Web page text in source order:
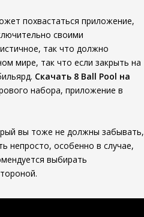
похвастаться приложение,
своими
так что должно
мире, так что если закрыть на
Скачать 8 Ball Pool на
набора, приложение в
вы тоже не должны забывать,
непросто, особенно в случае,
выбирать